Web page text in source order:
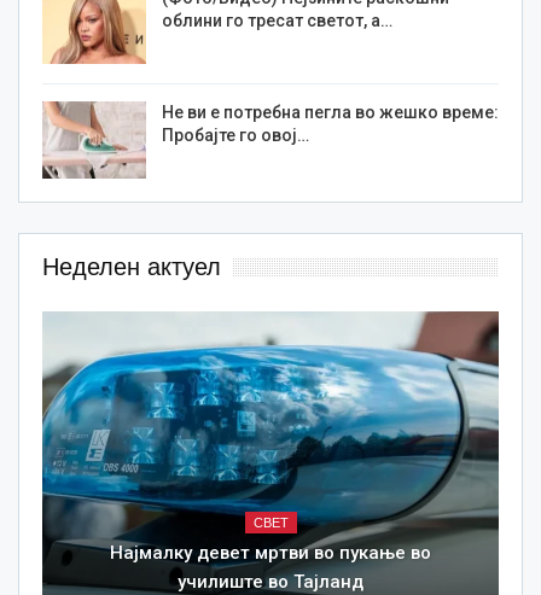
облини го тресат светот, а…
Не ви е потребна пегла во жешко време:
Пробајте го овој…
Неделен актуел
СВЕТ
Најмалку девет мртви во пукање во
училиште во Тајланд